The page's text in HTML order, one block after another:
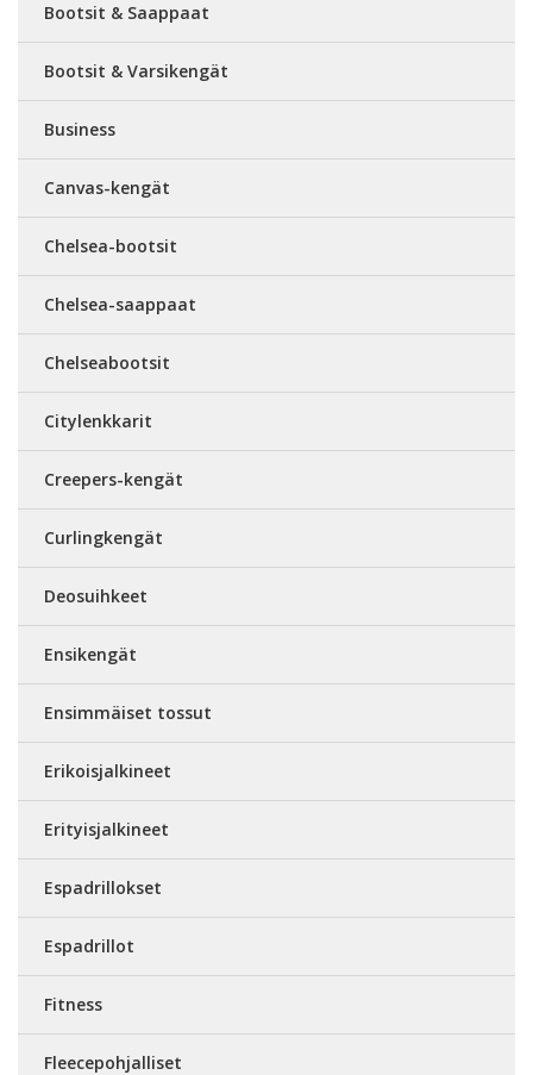
Bootsit & Saappaat
Bootsit & Varsikengät
Business
Canvas-kengät
Chelsea-bootsit
Chelsea-saappaat
Chelseabootsit
Citylenkkarit
Creepers-kengät
Curlingkengät
Deosuihkeet
Ensikengät
Ensimmäiset tossut
Erikoisjalkineet
Erityisjalkineet
Espadrillokset
Espadrillot
Fitness
Fleecepohjalliset